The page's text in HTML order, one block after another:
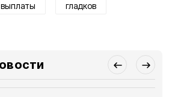
выплаты гладков